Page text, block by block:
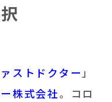
ストドクター」
株式会社。コロ